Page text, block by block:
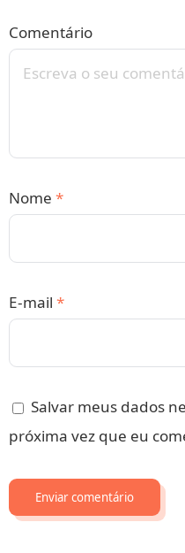
Comentário
Nome *
E-mail *
Salvar meus dados
próxima vez que eu